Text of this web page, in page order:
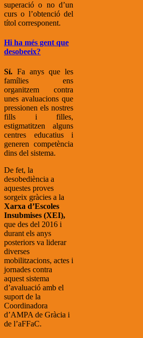
superació o no d’un
curs o l’obtenció del
títol corresponent.
Hi ha més gent que
desobeeix?
Sí. Fa anys que les
famílies ens
organitzem contra
unes avaluacions que
pressionen els nostres
fills i filles,
estigmatitzen alguns
centres educatius i
generen competència
dins del sistema.
De fet, la
desobediència a
aquestes proves
sorgeix gràcies a la
Xarxa d’Escoles
Insubmises (XEI),
que des del 2016 i
durant els anys
posteriors va liderar
diverses
mobilitzacions, actes i
jornades contra
aquest sistema
d’avaluació amb el
suport de la
Coordinadora
d’AMPA de Gràcia i
de l’aFFaC.